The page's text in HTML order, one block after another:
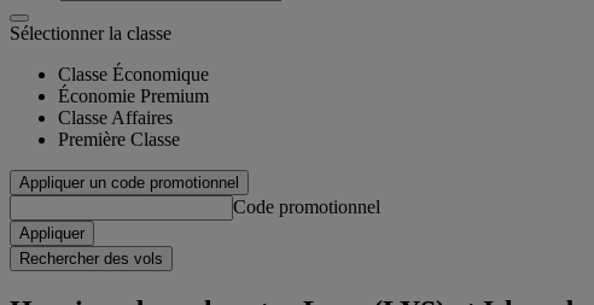
Sélectionner la classe
Classe Économique
Économie Premium
Classe Affaires
Première Classe
Appliquer un code promotionnel
Code promotionnel
Appliquer
Rechercher des vols